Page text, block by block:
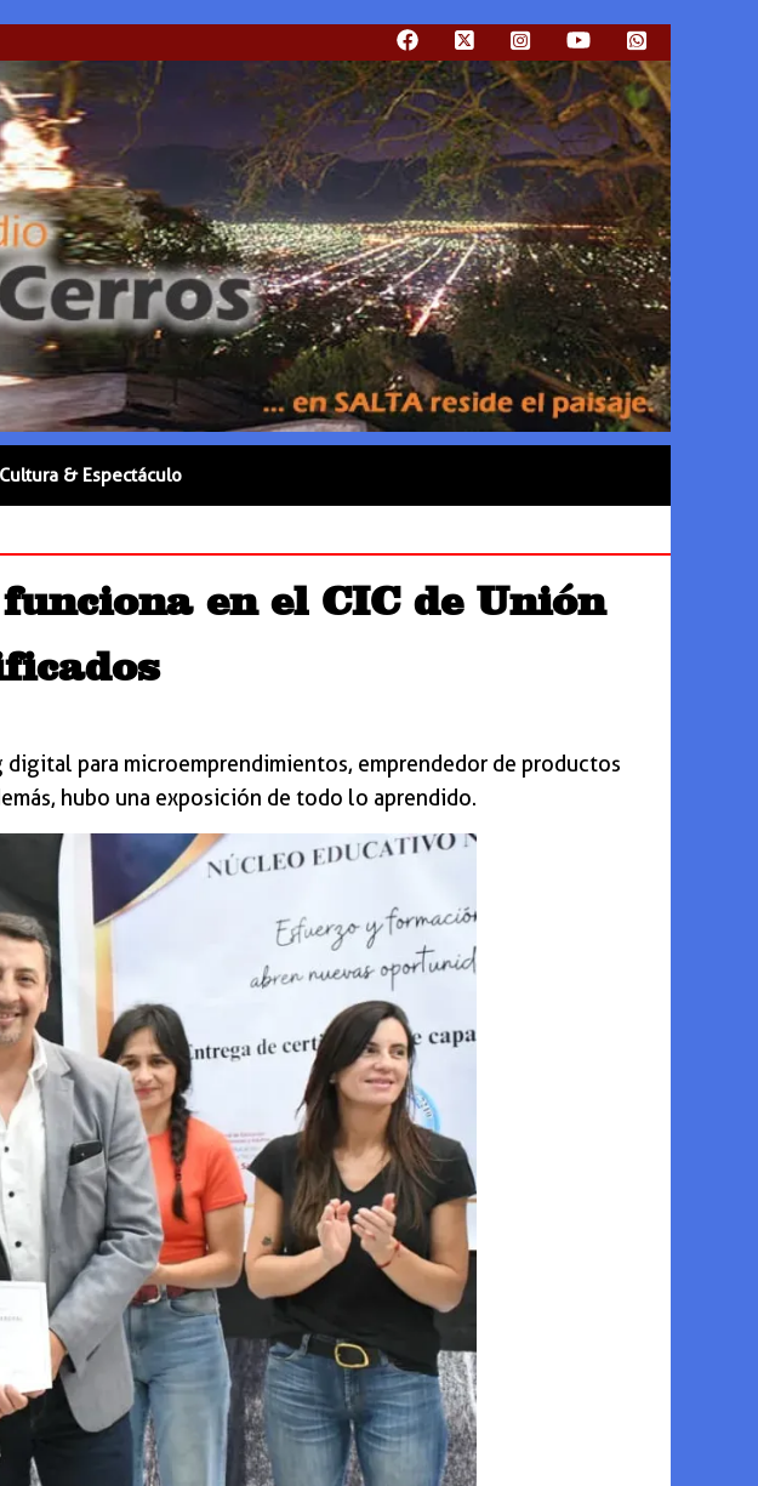
Cultura & Espectáculo
en el CIC de Unión
para microemprendimientos, emprendedor de productos
hubo una exposición de todo lo aprendido.